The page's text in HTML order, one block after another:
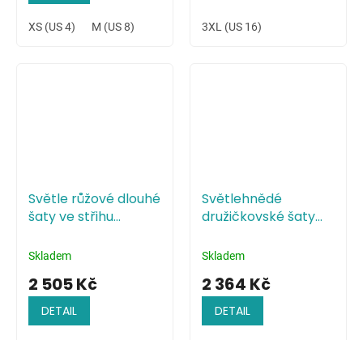
XS (US 4) M (US 8) 3XL (US 16)
Světle růžové dlouhé
šaty ve střihu
Skladem
2 505 Kč
DETAIL
Světlehnědé
družičkovské šaty
stylu
Skladem
2 364 Kč
DETAIL